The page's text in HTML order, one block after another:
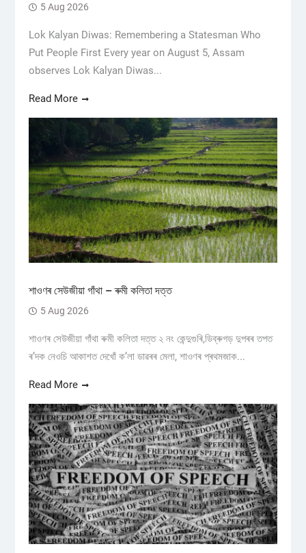
5 Aug 2026
Lok Kalyan Diwas: Remembering a Statesman Who
Put People First Every year on August 5, Assam
observes Lok Kalyan Diwas...
Read More
শাওণৰ সেউজীয়া গাঁথা – ৰুমী কলিতা দত্ত
5 Aug 2026
শাওণৰ সেউজীয়া গাঁথা ৰুমী কলিতা দত্ত ২ নং কেন্দুগুৰি,ডিব্ৰুগড় ​দুপৰৰ তপত
ৰ’দক নেওচি আকাশত দেখোঁ ক’লা ডাৱৰৰ মেলা, শাওণৰ প্ৰথমজাক...
Read More